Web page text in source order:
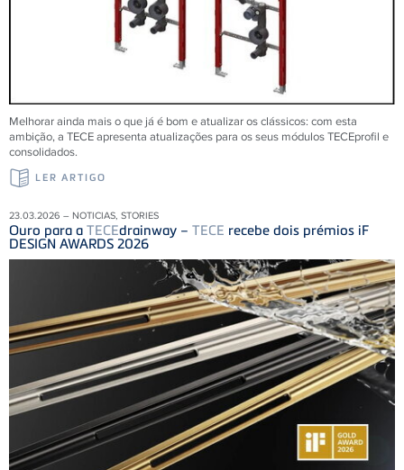
Melhorar ainda mais o que já é bom e atualizar os clássicos: com esta
ambição, a TECE apresenta atualizações para os seus módulos TECEprofil e
consolidados.
LER ARTIGO
23.03.2026 – NOTICIAS, STORIES
Ouro para a TECEdrainway – TECE recebe dois prémios iF
DESIGN AWARDS 2026